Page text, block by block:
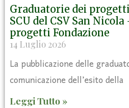
Graduatorie dei
SCU del CSV San
progetti Fondazione
14 Luglio 2026
La pubblicazione delle
comunicazione dell’esito della
Leggi Tutto »